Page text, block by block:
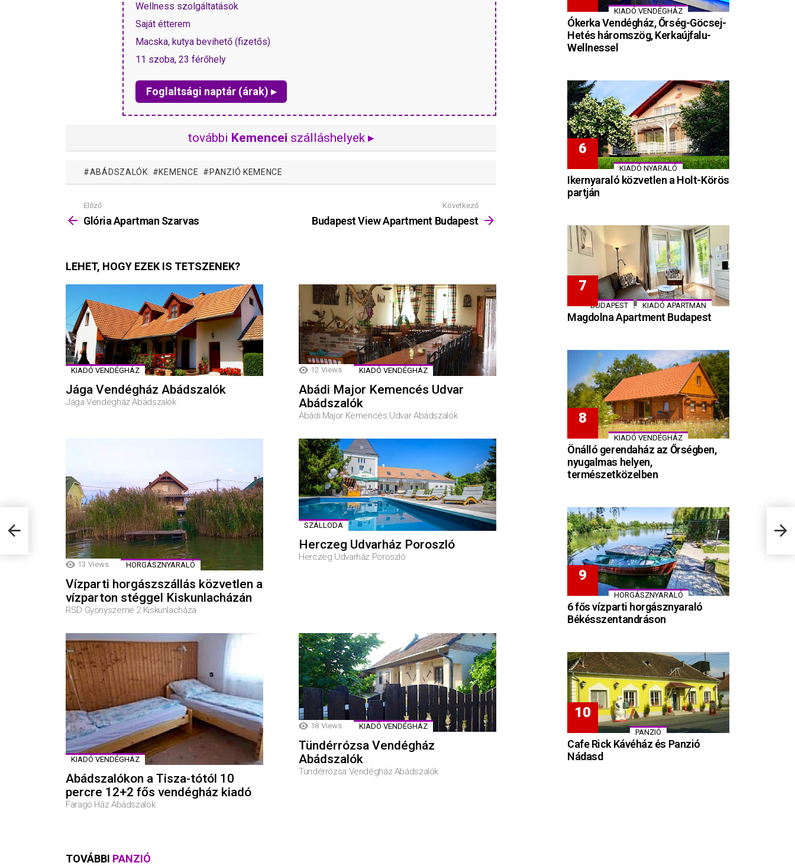
Wellness szolgáltatások
Saját étterem
Macska, kutya bevihető (fizetős)
11 szoba, 23 férőhely
Foglaltsági naptár (árak) ▸
további Kemencei szálláshelyek ▸
ABÁDSZALÓK KEMENCE PANZIÓ KEMENCE
Mutass
többet
Előző
Glória Apartman Szarvas
Következő
Budapest View Apartment Budapest
LEHET, HOGY EZEK IS TETSZENEK?
KIADÓ VENDÉGHÁZ
Jága Vendégház Abádszalók
Jága Vendégház Abádszalók
12 Views KIADÓ VENDÉGHÁZ
Abádi Major Kemencés Udvar
Abádszalók
Abádi Major Kemencés Udvar Abádszalók
13 Views HORGÁSZNYARALÓ
Vízparti horgászszállás közvetlen a
vízparton stéggel Kiskunlacházán
RSD Gyönyszeme 2 Kiskunlacháza
SZÁLLODA
Herczeg Udvarház Poroszló
Herczeg Udvarház Poroszló
KIADÓ VENDÉGHÁZ
Abádszalókon a Tisza-tótól 10
percre 12+2 fős vendégház kiadó
Faragó Ház Abádszalók
18 Views KIADÓ VENDÉGHÁZ
Tündérrózsa Vendégház
Abádszalók
Tündérrózsa Vendégház Abádszalók
TOVÁBBI PANZIÓ
KIADÓ VENDÉGHÁZ
Ókerka Vendégház, Őrség-Göcsej-
Hetés háromszög, Kerkaújfalu-
Wellnessel
KIADÓ NYARALÓ
Ikernyaraló közvetlen a Holt-Körös
partján
BUDAPEST , KIADÓ APARTMAN
Magdolna Apartment Budapest
KIADÓ VENDÉGHÁZ
Önálló gerendaház az Őrségben,
nyugalmas helyen,
természetközelben
HORGÁSZNYARALÓ
6 fős vízparti horgásznyaraló
Békésszentandráson
PANZIÓ
Cafe Rick Kávéház és Panzió
Nádasd